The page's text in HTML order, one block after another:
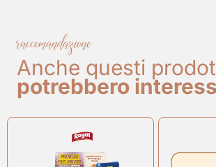
raccomandazione
Anche questi
potrebbero